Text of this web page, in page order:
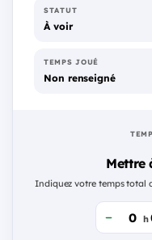
STATUT
À voir
TEMPS JOUÉ
Non renseigné
Mettre
Indiquez votre temps total
h